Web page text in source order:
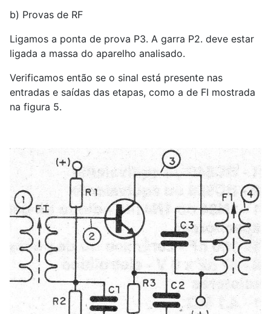
b) Provas de RF
Ligamos a ponta de prova P3. A garra P2. deve estar
ligada a massa do aparelho analisado.
Verificamos então se o sinal está presente nas
entradas e saídas das etapas, como a de FI mostrada
na figura 5.